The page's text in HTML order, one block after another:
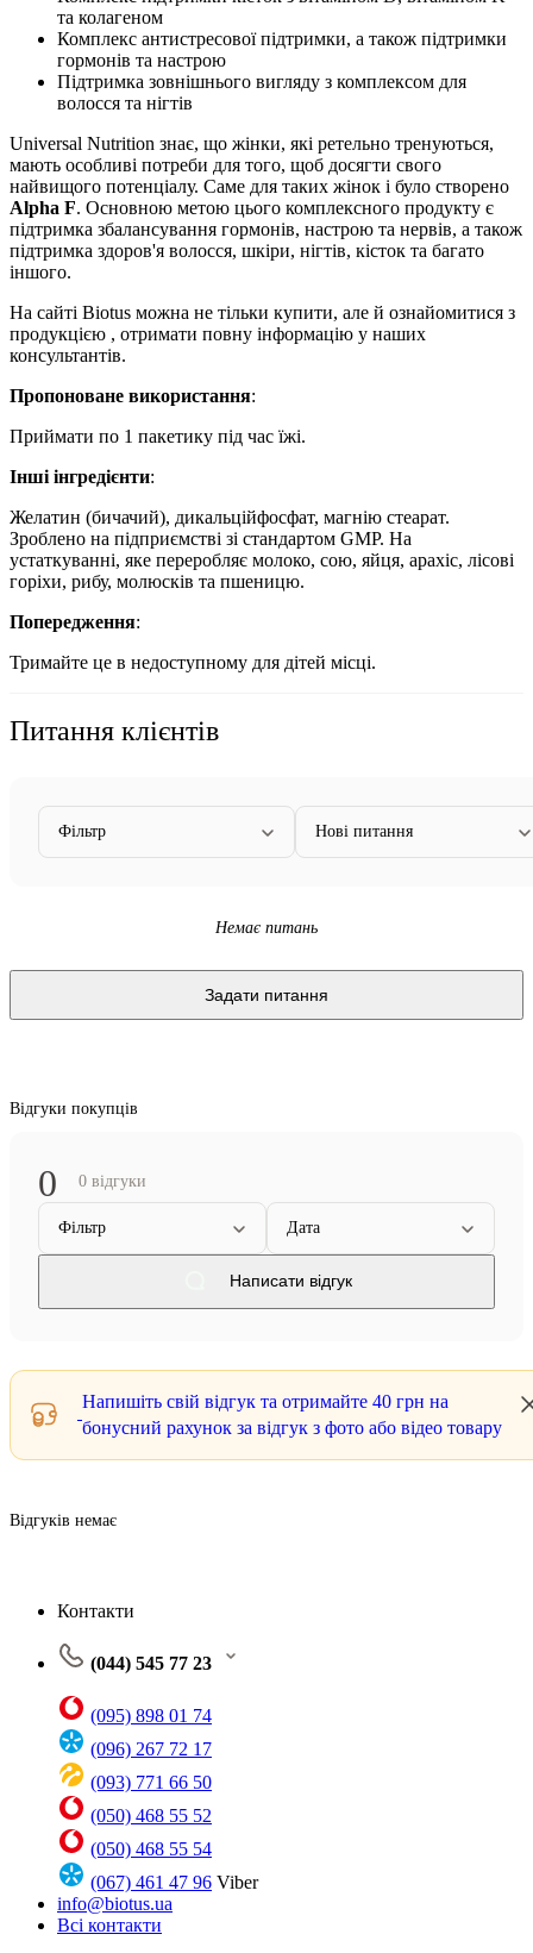
та колагеном
Комплекс антистресової підтримки, а також підтримки
гормонів та настрою
Підтримка зовнішнього вигляду з комплексом для
волосся та нігтів
Universal Nutrition знає, що жінки, які ретельно тренуються,
мають особливі потреби для того, щоб досягти свого
найвищого потенціалу. Саме для таких жінок і було створено
Alpha F. Основною метою цього комплексного продукту є
підтримка збалансування гормонів, настрою та нервів, а також
підтримка здоров'я волосся, шкіри, нігтів, кісток та багато
іншого.
На сайті Biotus можна не тільки купити, але й ознайомитися з
продукцією , отримати повну інформацію у наших
консультантів.
Пропоноване використання:
Приймати по 1 пакетику під час їжі.
Інші інгредієнти:
Желатин (бичачий), дикальційфосфат, магнію стеарат.
Зроблено на підприємстві зі стандартом GMP. На
устаткуванні, яке переробляє молоко, сою, яйця, арахіс, лісові
горіхи, рибу, молюсків та пшеницю.
Попередження:
Тримайте це в недоступному для дітей місці.
Питання клієнтів
Фільтр Нові питання
Немає питань
Задати питання
Відгуки покупців
0 0 відгуки
Фільтр Дата
Написати відгук
Напишіть свій відгук та отримайте 40 грн на
бонусний рахунок за відгук з фото або відео товару
Відгуків немає
Контакти
(044) 545 77 23
(095) 898 01 74
(096) 267 72 17
(093) 771 66 50
(050) 468 55 52
(050) 468 55 54
(067) 461 47 96 Viber
info@biotus.ua
Всі контакти